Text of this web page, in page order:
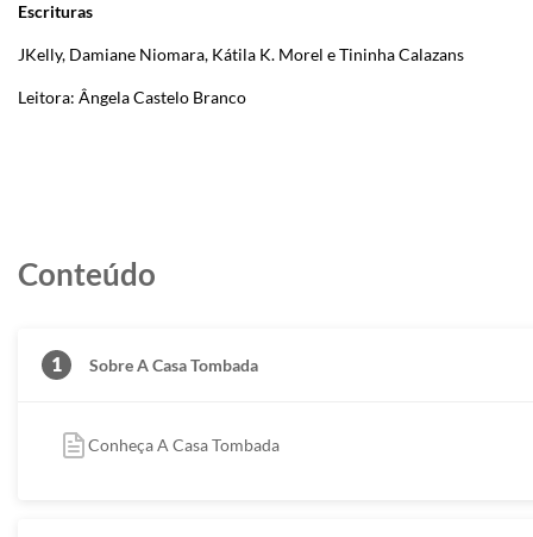
Escrituras
JKelly, Damiane Niomara, Kátila K. Morel e Tininha Calazans
Leitora: Ângela Castelo Branco
Conteúdo
1 Sobre A Casa Tombada
Conheça A Casa Tombada